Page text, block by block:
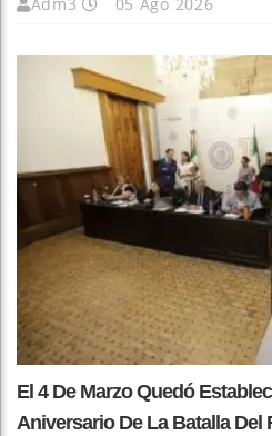
Adm3 05 Ago 2026
El 4 De Marzo Quedó
Aniversario De La Batalla Del